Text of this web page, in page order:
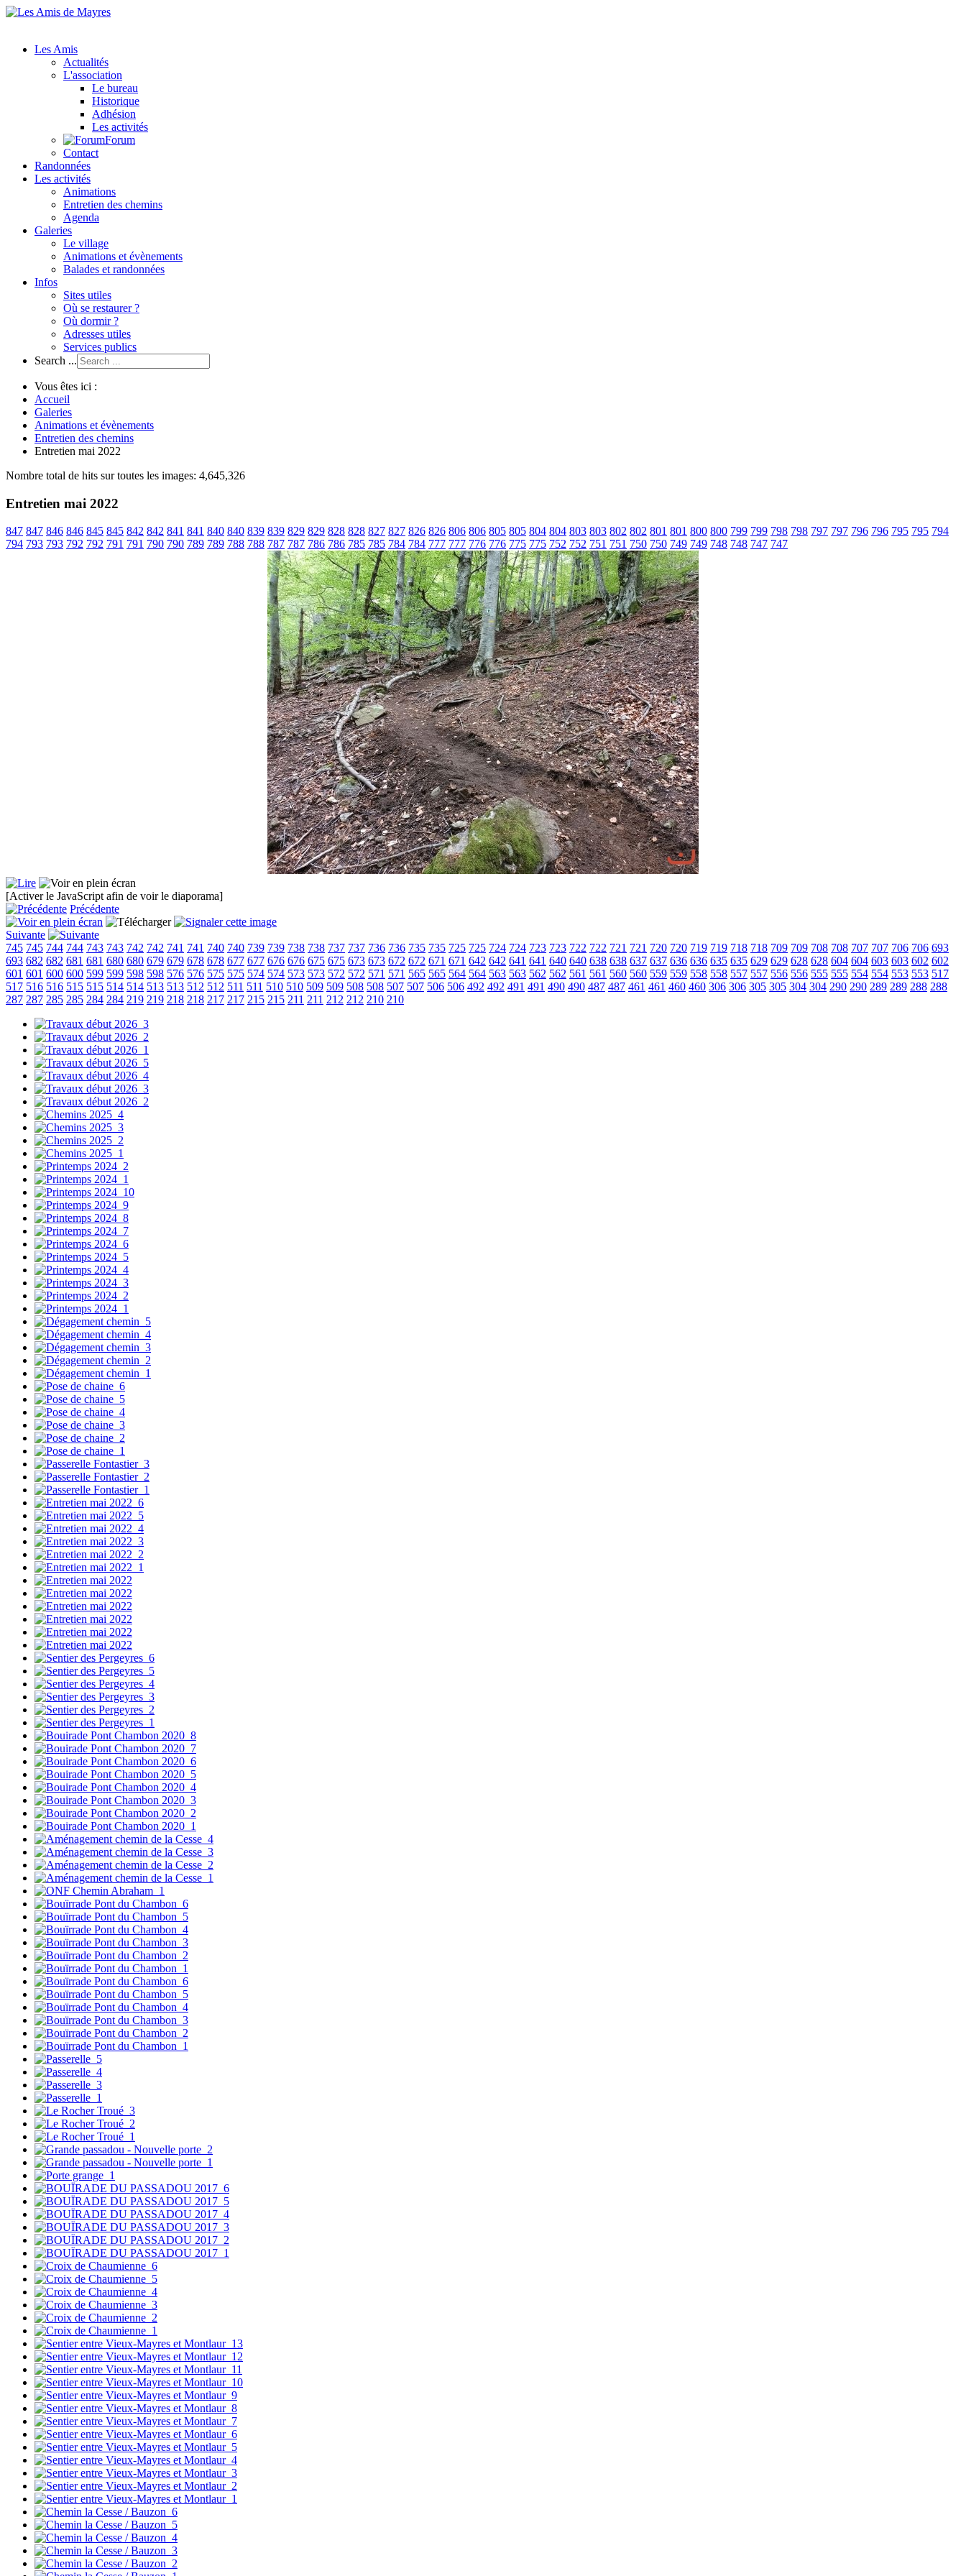
Les Amis
Actualités
L'association
Le bureau
Historique
Adhésion
Les activités
Forum
Contact
Randonnées
Les activités
Animations
Entretien des chemins
Agenda
Galeries
Le village
Animations et évènements
Balades et randonnées
Infos
Sites utiles
Où se restaurer ?
Où dormir ?
Adresses utiles
Services publics
Search ...
Vous êtes ici :
Accueil
Galeries
Animations et évènements
Entretien des chemins
Entretien mai 2022
Nombre total de hits sur toutes les images: 4,645,326
Entretien mai 2022
847 847 846 846 845 845 842 842 841 841 840 840 839 839 829 829 828 828 827 827 826 826 806 806 805 805 804 804 803 803 802 802 801 801 800 800 799 799 798 798 797 797 796 796 795 795 794
794 793 793 792 792 791 791 790 790 789 789 788 788 787 787 786 786 785 785 784 784 777 777 776 776 775 775 752 752 751 751 750 750 749 749 748 748 747 747
[Activer le JavaScript afin de voir le diaporama]
Précédente
Suivante
745 745 744 744 743 743 742 742 741 741 740 740 739 739 738 738 737 737 736 736 735 735 725 725 724 724 723 723 722 722 721 721 720 720 719 719 718 718 709 709 708 708 707 707 706 706 693
693 682 682 681 681 680 680 679 679 678 678 677 677 676 676 675 675 673 673 672 672 671 671 642 642 641 641 640 640 638 638 637 637 636 636 635 635 629 629 628 628 604 604 603 603 602 602
601 601 600 600 599 599 598 598 576 576 575 575 574 574 573 573 572 572 571 571 565 565 564 564 563 563 562 562 561 561 560 560 559 559 558 558 557 557 556 556 555 555 554 554 553 553 517
517 516 516 515 515 514 514 513 513 512 512 511 511 510 510 509 509 508 508 507 507 506 506 492 492 491 491 490 490 487 487 461 461 460 460 306 306 305 305 304 304 290 290 289 289 288 288
287 287 285 285 284 284 219 219 218 218 217 217 215 215 211 211 212 212 210 210